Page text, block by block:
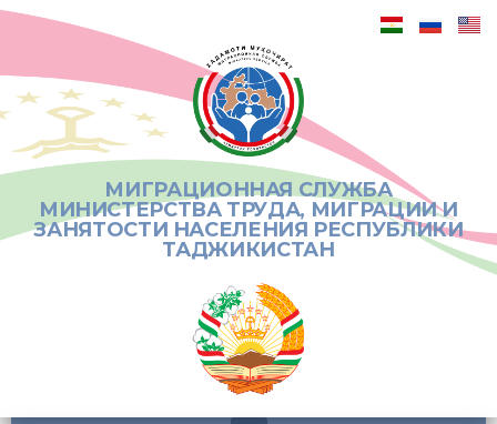
МИГРАЦИОННАЯ СЛУЖБА
МИНИСТЕРСТВА ТРУДА, МИГРАЦИИ И
ЗАНЯТОСТИ НАСЕЛЕНИЯ РЕСПУБЛИКИ
ТАДЖИКИСТАН